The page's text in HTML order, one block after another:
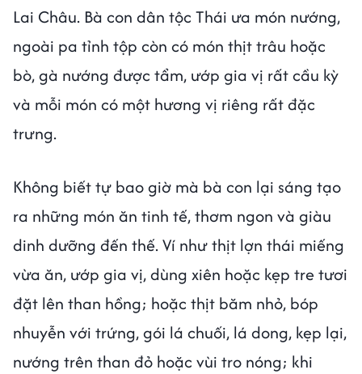
Lai Châu. Bà con dân tộc Thái ưa món nướng,
ngoài pa tỉnh tộp còn có món thịt trâu hoặc
bò, gà nướng được tẩm, ướp gia vị rất cầu kỳ
và mỗi món có một hương vị riêng rất đặc
trưng.
Không biết tự bao giờ mà bà con lại sáng tạo
ra những món ăn tinh tế, thơm ngon và giàu
dinh dưỡng đến thế. Ví như thịt lợn thái miếng
vừa ăn, ướp gia vị, dùng xiên hoặc kẹp tre tươi
đặt lên than hồng; hoặc thịt băm nhỏ, bóp
nhuyễn với trứng, gói lá chuối, lá dong, kẹp lại,
nướng trên than đỏ hoặc vùi tro nóng; khi